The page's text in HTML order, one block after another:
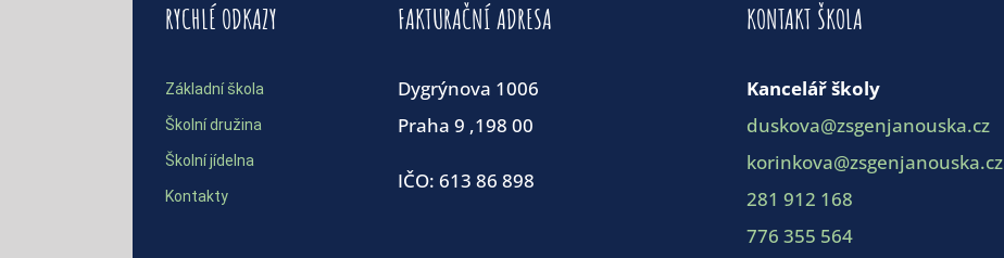
RYCHLÉ ODKAZY
Základní škola
Školní družina
Školní jídelna
Kontakty
FAKTURAČNÍ ADRESA
Dygrýnova 1006
Praha 9 ,198 00
IČO: 613 86 898
KONTAKT ŠKOLA
Kancelář školy
duskova@zsgenjanouska.cz
korinkova@zsgenjanouska.cz
281 912 168
776 355 564